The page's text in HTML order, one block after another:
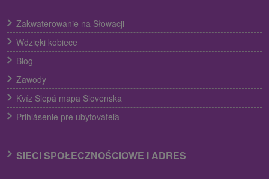
Zakwaterowanie na Słowacji
Wdzięki kobiece
Blog
Zawody
Kvíz Slepá mapa Slovenska
Prihlásenie pre ubytovateľa
SIECI SPOŁECZNOŚCIOWE I ADRES